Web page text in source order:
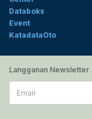
Databoks
Event
KatadataOto
Langganan Newsletter
Email